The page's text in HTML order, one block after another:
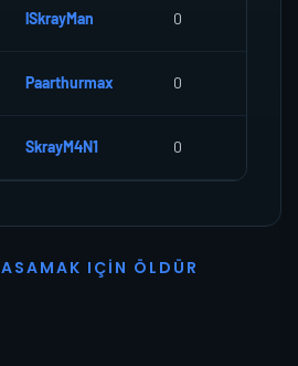
lSkrayMan 0
Paarthurmax 0
SkrayM4N1 0
ASAMAK I ÇI N Ö L D Ü R